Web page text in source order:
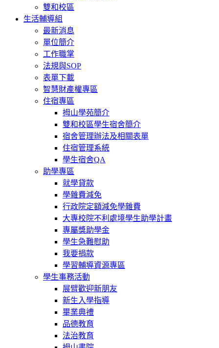
雙和校區
生活輔導組
最新消息
單位簡介
工作職掌
法規與SOP
表單下載
智慧財產權專區
住宿專區
拇山學苑簡介
雙和校區學生宿舍簡介
宿舍管理辦法及相關表單
住宿管理系統
學生宿舍QA
助學專區
就學貸款
學雜費減免
行政院定額減免學雜費
大專校院不利處境學生助學計畫
專屬獎助學金
學生急難慰助
我要捐款
學習輔導資源專區
學生事務活動
展臂歡迎新朋友
新生入學指導
畢業典禮
品德教育
法治教育